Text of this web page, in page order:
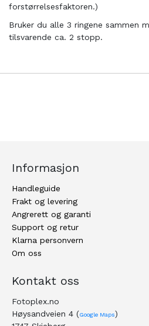
forstørrelsesfaktoren.)
Bruker du alle 3 ringene sammen
tilsvarende ca. 2 stopp.
Informasjon
Handleguide
Frakt og levering
Angrerett og garanti
Support og retur
Klarna personvern
Om oss
Kontakt oss
Fotoplex.no
Høysandveien 4 (Google Maps)